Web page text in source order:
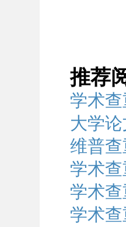
推荐
学术
大学
维普
学术
学术
学术